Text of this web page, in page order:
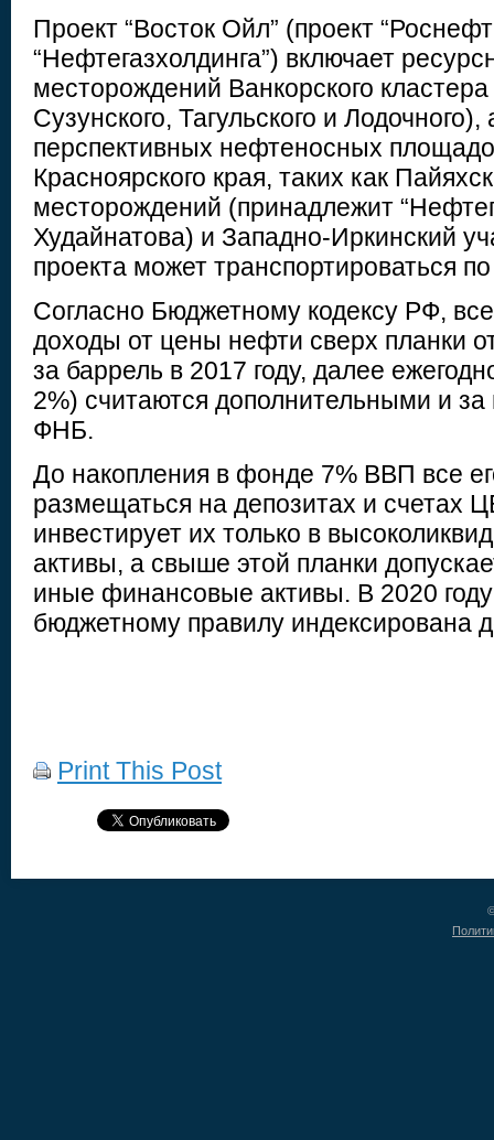
Проект “Восток Ойл” (проект
“Нефтегазхолдинга”) включает
месторождений Ванкорского кластера
Сузунского, Тагульского и Лодочного),
перспективных нефтеносных
Красноярского края, таких как
месторождений (принадлежит
Худайнатова) и Западно-Иркинский
проекта может транспортироваться
Согласно Бюджетному кодексу РФ,
доходы от цены нефти сверх планки
за баррель в 2017 году, далее
2%) считаются дополнительными и
ФНБ.
До накопления в фонде 7% ВВП все
размещаться на депозитах и счетах
инвестирует их только в
активы, а свыше этой планки
иные финансовые активы. В 2020
бюджетному правилу индексирована
Print This Post